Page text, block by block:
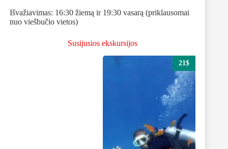
Išvažiavimas: 16:30 žiemą ir 19:30 vasarą (priklausomai
nuo viešbučio vietos)
Susijusios ekskursijos
21$